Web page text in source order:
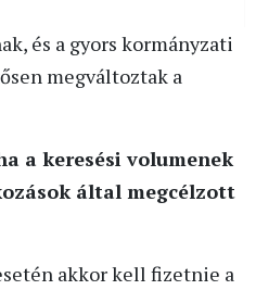
és a gyors kormányzati
megváltoztak a
a keresési volumenek
által megcélzott
akkor kell fizetnie a